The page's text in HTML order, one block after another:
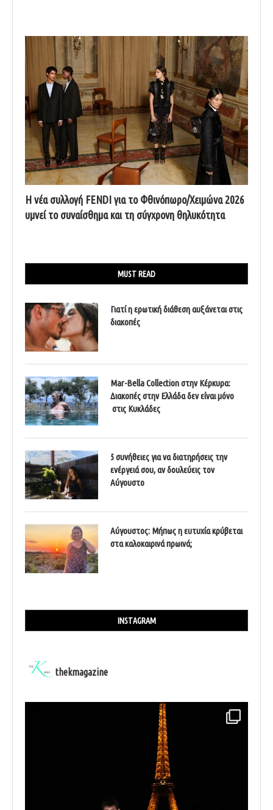
Η νέα συλλογή FENDI για το Φθινόπωρο/Χειμώνα 2026
υμνεί το συναίσθημα και τη σύγχρονη θηλυκότητα
MUST READ
Γιατί η ερωτική διάθεση αυξάνεται στις
διακοπές
Mar-Bella Collection στην Κέρκυρα:
Διακοπές στην Ελλάδα δεν είναι μόνο
στις Κυκλάδες
5 συνήθειες για να διατηρήσεις την
ενέργειά σου, αν δουλεύεις τον
Αύγουστο
Αύγουστος: Μήπως η ευτυχία κρύβεται
στα καλοκαιρινά πρωινά;
INSTAGRAM
thekmagazine